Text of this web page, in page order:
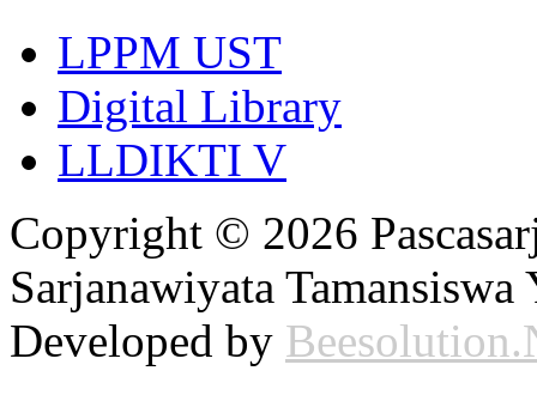
LPPM UST
Digital Library
LLDIKTI V
Copyright © 2026
Sarjanawiyata
Developed by